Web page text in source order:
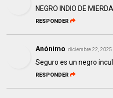
NEGRO INDIO DE MIERDA
RESPONDER
Anónimo diciembre 22, 2025
Seguro es un negro
RESPONDER